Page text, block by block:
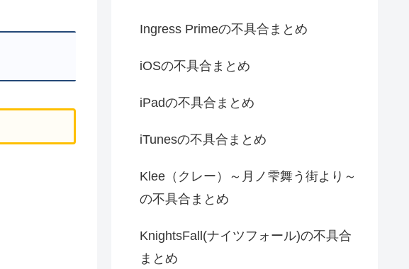
Ingress Primeの不具合まとめ
iOSの不具合まとめ
iPadの不具合まとめ
iTunesの不具合まとめ
Klee（クレー）～月ノ雫舞う街より～
の不具合まとめ
KnightsFall(ナイツフォール)の不具合
まとめ